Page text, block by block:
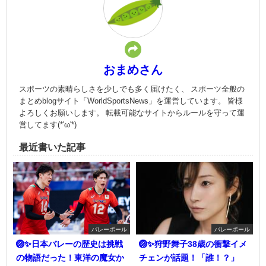
おまめさん
スポーツの素晴らしさを少しでも多く届けたく、 スポーツ全般の
まとめblogサイト「WorldSportsNews」を運営しています。 皆様
よろしくお願いします。 転載可能なサイトからルールを守って運
営してます(*'ω'*)
最近書いた記事
バレーボール
🏐✨日本バレーの歴史は挑戦
の物語だった！東洋の魔女か
バレーボール
🏐✨狩野舞子38歳の衝撃イメ
チェンが話題！「誰！？」